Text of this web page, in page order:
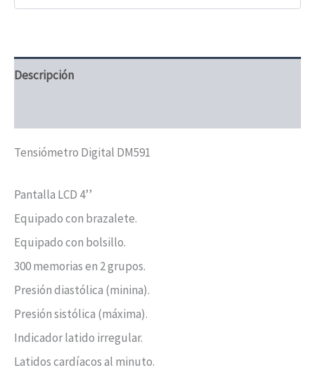
Descripción
Tensiómetro Digital DM591
Pantalla LCD 4’’
Equipado con brazalete.
Equipado con bolsillo.
300 memorias en 2 grupos.
Presión diastólica (minina).
Presión sistólica (máxima).
Indicador latido irregular.
Latidos cardíacos al minuto.